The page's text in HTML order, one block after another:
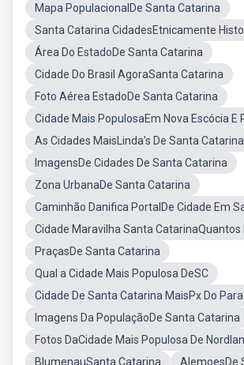
Mapa PopulacionalDe Santa Catarina
Santa Catarina CidadesEtnicamente
Área Do EstadoDe Santa Catarina
Cidade Do Brasil AgoraSanta Catarina
Foto Aérea EstadoDe Santa Catarina
Cidade Mais PopulosaEm Nova Escócia E
As Cidades MaisLinda's De Santa Catarina
ImagensDe Cidades De Santa Catarina
Zona UrbanaDe Santa Catarina
Caminhão Danifica PortalDe Cidade Em
Cidade Maravilha Santa CatarinaQuantos
PraçasDe Santa Catarina
Qual a Cidade Mais Populosa DeSC
Cidade De Santa Catarina MaisPx Do
Imagens Da PopulaçãoDe Santa Catarina
Fotos DaCidade Mais Populosa De Nordlan
BlumenauSanta Catarina
AlemoesDe